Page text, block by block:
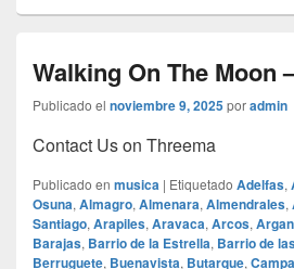
Walking On The Moon
Publicado el noviembre 9, 2025poradmin
Contact Us on Threema
Publicado en musica | Etiquetado Adelfas,
Osuna, Almagro, Almenara, Almendrales,
Santiago, Arapiles, Aravaca, Arcos,
Barajas, Barrio de la Estrella, Barrio de
Berruguete, Buenavista, Butarque,